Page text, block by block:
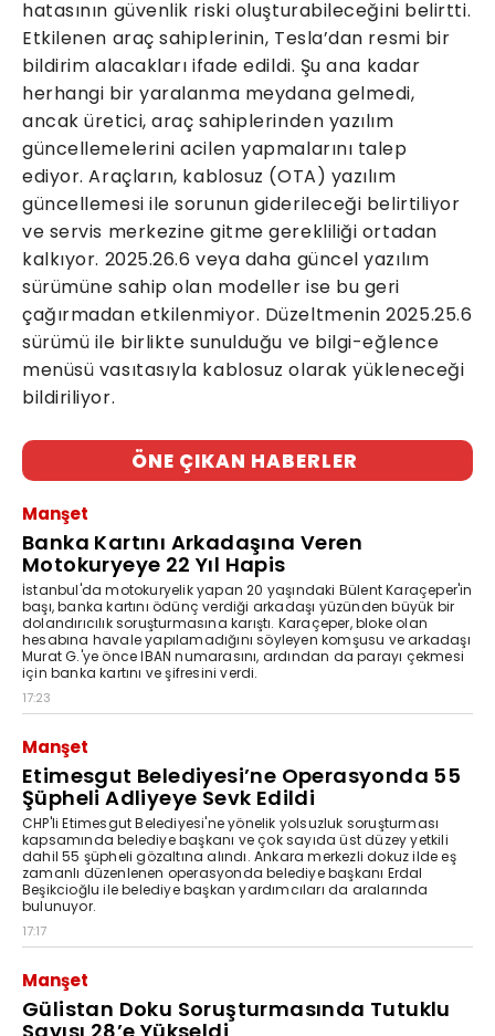
hatasının güvenlik riski oluşturabileceğini belirtti.
Etkilenen araç sahiplerinin, Tesla’dan resmi bir
bildirim alacakları ifade edildi. Şu ana kadar
herhangi bir yaralanma meydana gelmedi,
ancak üretici, araç sahiplerinden yazılım
güncellemelerini acilen yapmalarını talep
ediyor. Araçların, kablosuz (OTA) yazılım
güncellemesi ile sorunun giderileceği belirtiliyor
ve servis merkezine gitme gerekliliği ortadan
kalkıyor. 2025.26.6 veya daha güncel yazılım
sürümüne sahip olan modeller ise bu geri
çağırmadan etkilenmiyor. Düzeltmenin 2025.25.6
sürümü ile birlikte sunulduğu ve bilgi-eğlence
menüsü vasıtasıyla kablosuz olarak yükleneceği
bildiriliyor.
ÖNE ÇIKAN HABERLER
Manşet
Banka Kartını Arkadaşına Veren
Motokuryeye 22 Yıl Hapis
İstanbul'da motokuryelik yapan 20 yaşındaki Bülent Karaçeper'in
başı, banka kartını ödünç verdiği arkadaşı yüzünden büyük bir
dolandırıcılık soruşturmasına karıştı. Karaçeper, bloke olan
hesabına havale yapılamadığını söyleyen komşusu ve arkadaşı
Murat G.'ye önce IBAN numarasını, ardından da parayı çekmesi
için banka kartını ve şifresini verdi.
17:23
Manşet
Etimesgut Belediyesi’ne Operasyonda 55
Şüpheli Adliyeye Sevk Edildi
CHP'li Etimesgut Belediyesi'ne yönelik yolsuzluk soruşturması
kapsamında belediye başkanı ve çok sayıda üst düzey yetkili
dahil 55 şüpheli gözaltına alındı. Ankara merkezli dokuz ilde eş
zamanlı düzenlenen operasyonda belediye başkanı Erdal
Beşikcioğlu ile belediye başkan yardımcıları da aralarında
bulunuyor.
17:17
Manşet
Gülistan Doku Soruşturmasında Tutuklu